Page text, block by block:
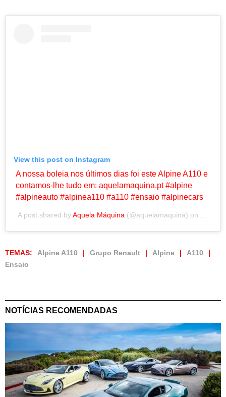
View this post on Instagram
A nossa boleia nos últimos dias foi este Alpine A110 e
contamos-lhe tudo em: aquelamaquina.pt #alpine
#alpineauto #alpinea110 #a110 #ensaio #alpinecars
A post shared byAquela Máquina (@aquelamaquina) on
TEMAS: Alpine A110 Grupo Renault Alpine
A110
Ensaio
NOTÍCIAS RECOMENDADAS